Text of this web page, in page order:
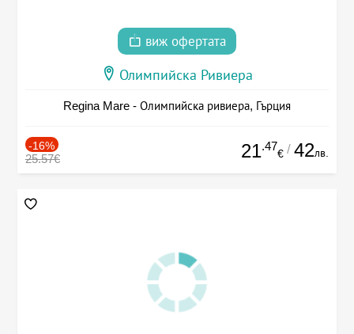
виж офертата
Олимпийска Ривиера
Regina Mare - Олимпийска ривиера, Гърция
-16%
25.57€ 21.47
€ / 42лв.